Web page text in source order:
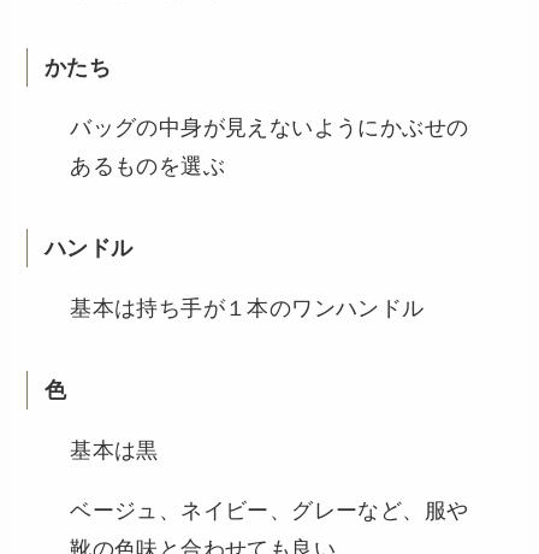
かたち
バッグの中身が見えないようにかぶせの
あるものを選ぶ
ハンドル
基本は持ち手が１本のワンハンドル
色
基本は黒
ベージュ、ネイビー、グレーなど、服や
靴の色味と合わせても良い